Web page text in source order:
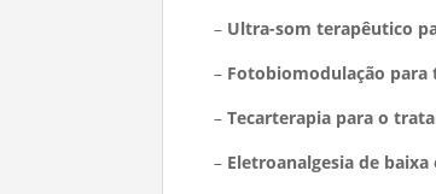
– Ultra-som terapêutico
– Fotobiomodulação para
– Tecarterapia para o
– Eletroanalgesia de